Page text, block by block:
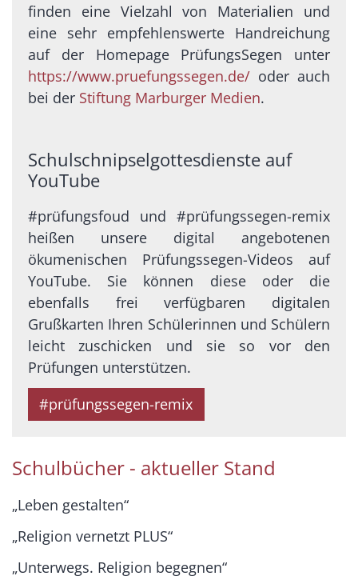
finden eine Vielzahl von Materialien und
eine sehr empfehlenswerte Handreichung
auf der Homepage PrüfungsSegen unter
https://www.pruefungssegen.de/ oder auch
bei der Stiftung Marburger Medien.
Schulschnipselgottesdienste auf
YouTube
#prüfungsfoud und #prüfungssegen-remix
heißen unsere digital angebotenen
ökumenischen Prüfungssegen-Videos auf
YouTube. Sie können diese oder die
ebenfalls frei verfügbaren digitalen
Grußkarten Ihren Schülerinnen und Schülern
leicht zuschicken und sie so vor den
Prüfungen unterstützen.
#prüfungssegen-remix
Schulbücher - aktueller Stand
„Leben gestalten“
„Religion vernetzt PLUS“
„Unterwegs. Religion begegnen“